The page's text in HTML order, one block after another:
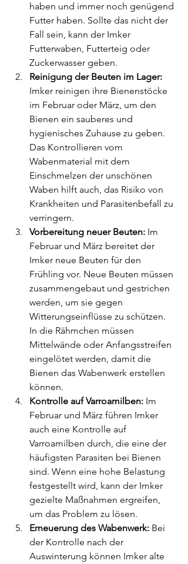
haben und immer noch genügend
Futter haben. Sollte das nicht der
Fall sein, kann der Imker
Futterwaben, Futterteig oder
Zuckerwasser geben.
Reinigung der Beuten im Lager:
Imker reinigen ihre Bienenstöcke
im Februar oder März, um den
Bienen ein sauberes und
hygienisches Zuhause zu geben.
Das Kontrollieren vom
Wabenmaterial mit dem
Einschmelzen der unschönen
Waben hilft auch, das Risiko von
Krankheiten und Parasitenbefall zu
verringern.
Vorbereitung neuer Beuten: Im
Februar und März bereitet der
Imker neue Beuten für den
Frühling vor. Neue Beuten müssen
zusammengebaut und gestrichen
werden, um sie gegen
Witterungseinflüsse zu schützen.
In die Rähmchen müssen
Mittelwände oder Anfangsstreifen
eingelötet werden, damit die
Bienen das Wabenwerk erstellen
können.
Kontrolle auf Varroamilben: Im
Februar und März führen Imker
auch eine Kontrolle auf
Varroamilben durch, die eine der
häufigsten Parasiten bei Bienen
sind. Wenn eine hohe Belastung
festgestellt wird, kann der Imker
gezielte Maßnahmen ergreifen,
um das Problem zu lösen.
Erneuerung des Wabenwerk: Bei
der Kontrolle nach der
Auswinterung können Imker alte